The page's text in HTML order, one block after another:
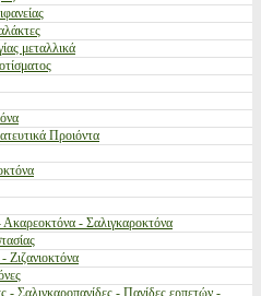
μεταλλικά
Προιόντα
Ακαρεοκτόνα - Σαλιγκαροκτόνα
Ζιζανιοκτόνα
- Σαλιγκαροπαγίδες - Παγίδες ερπετών -